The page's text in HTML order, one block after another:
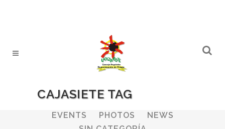
CAJASIETE TAG
ALL WINERIES
EVENTS
PHOTOS
NEWS